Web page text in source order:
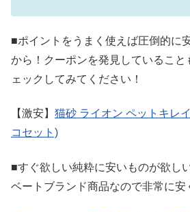
■ポイントをうまく使えば圧倒的に
から！クーポンを発見していること
ェックしてみてください！
【激安】 猫砂 ライオン ペットキレ
コセット)
■すぐ欲しい純粋に安いものが欲し
ベートブランド商品なので非常に安